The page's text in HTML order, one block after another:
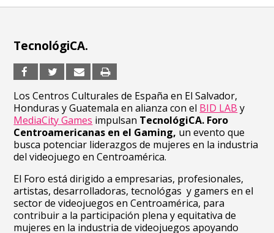
TecnológiCA.
Los Centros Culturales de España en El Salvador,
Honduras y Guatemala en alianza con el BID LAB y
MediaCity Games impulsan TecnológiCA. Foro
Centroamericanas en el Gaming, un evento que
busca potenciar liderazgos de mujeres en la industria
del videojuego en Centroamérica.
El Foro está dirigido a empresarias, profesionales,
artistas, desarrolladoras, tecnológas y gamers en el
sector de videojuegos en Centroamérica, para
contribuir a la participación plena y equitativa de
mujeres en la industria de videojuegos apoyando